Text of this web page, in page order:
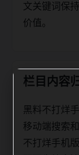
文关键词保
价值。
栏目内容
黑料不打烊
移动端搜索
不打烊手机